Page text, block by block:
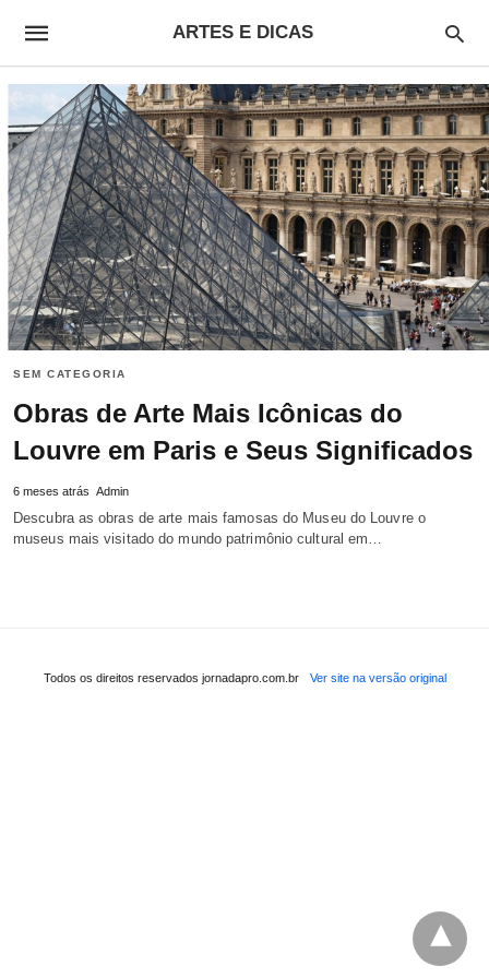
ARTES E DICAS
SEM CATEGORIA
Obras de Arte Mais Icônicas do
Louvre em Paris e Seus Significados
6 meses atrás Admin
Descubra as obras de arte mais famosas do Museu do Louvre o
museus mais visitado do mundo patrimônio cultural em…
Todos os direitos reservados jornadapro.com.br Ver site na versão original